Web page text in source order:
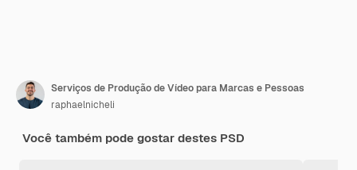
Serviços de Produção de Vídeo para Marcas e Pessoas
raphaelnicheli
Você também pode gostar destes PSD